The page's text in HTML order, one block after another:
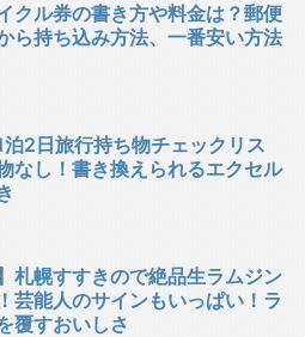
クル券の書き方や料金は？郵便
ら持ち込み方法、一番安い方法
泊2日旅行持ち物チェックリス
なし！書き換えられるエクセル
札幌すすきので絶品生ラムジン
芸能人のサインもいっぱい！ラ
覆すおいしさ